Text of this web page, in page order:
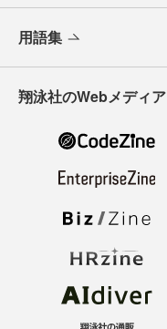
用語集
翔泳社のWebメディア